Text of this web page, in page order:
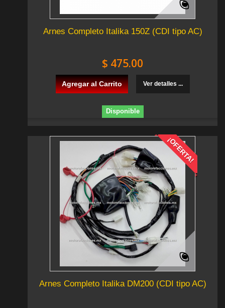
Arnes Completo Italika 150Z (CDI tipo AC)
$ 475.00
Agregar al Carrito Ver detalles ...
Disponible
¡OFERTA!
Arnes Completo Italika DM200 (CDI tipo AC)